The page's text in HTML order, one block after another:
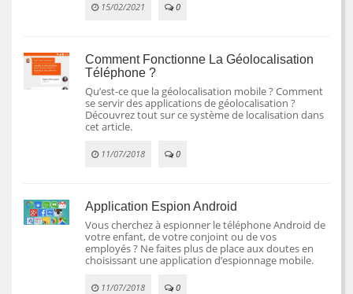
15/02/2021 0
Comment Fonctionne La Géolocalisation
Téléphone ?
Qu’est-ce que la géolocalisation mobile ? Comment
se servir des applications de géolocalisation ?
Découvrez tout sur ce système de localisation dans
cet article.
11/07/2018 0
Application Espion Android
Vous cherchez à espionner le téléphone Android de
votre enfant, de votre conjoint ou de vos
employés ? Ne faites plus de place aux doutes en
choisissant une application d’espionnage mobile.
11/07/2018 0